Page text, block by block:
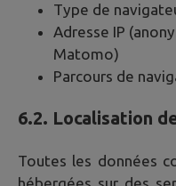
Type de
Adresse IP
Matomo)
Parcours de
6.2. Localisation
Toutes les données